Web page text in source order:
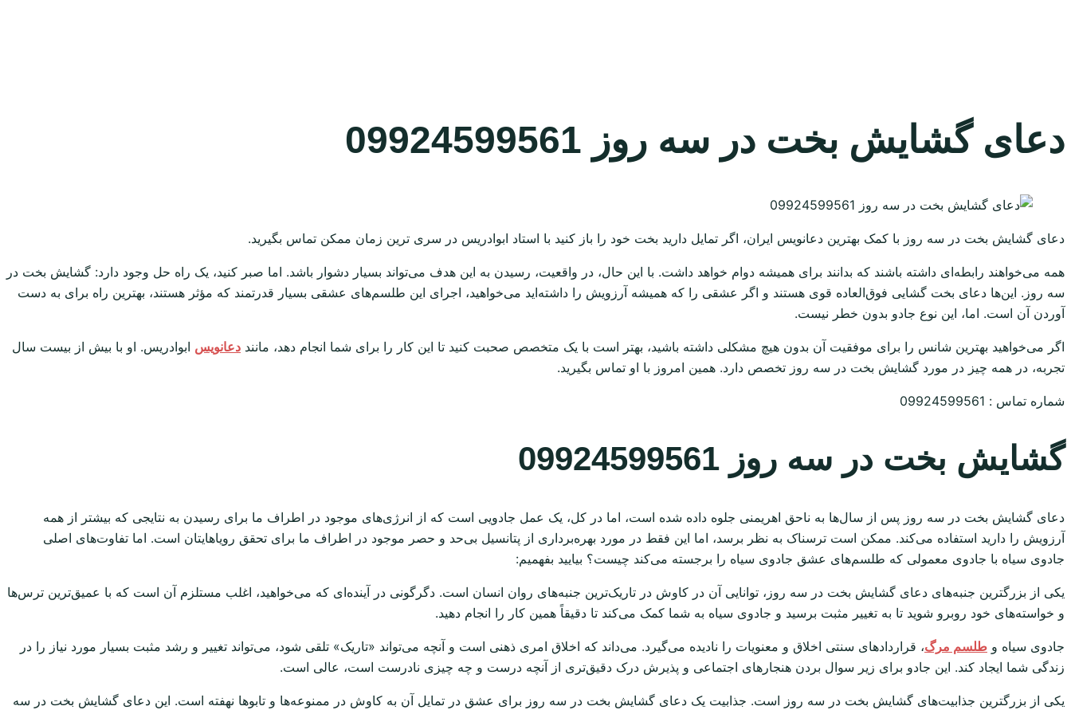
دعای گشایش بخت در سه روز 09924599561
دعای گشایش بخت در سه روز با کمک بهترین دعانویس ایران، اگر تمایل دارید بخت خود را باز کنید با استاد ابوادریس در سری ترین زمان ممکن تماس بگیرید.
همه می‌خواهند رابطه‌ای داشته باشند که بدانند برای همیشه دوام خواهد داشت. با این حال، در واقعیت، رسیدن به این هدف می‌تواند بسیار دشوار باشد. اما صبر کنید، یک راه حل وجود دارد: گشایش بخت در
سه روز. این‌ها دعای بخت گشایی فوق‌العاده قوی هستند و اگر عشقی را که همیشه آرزویش را داشته‌اید می‌خواهید، اجرای این طلسم‌های عشقی بسیار قدرتمند که مؤثر هستند، بهترین راه برای به دست
آوردن آن است. اما، این نوع جادو بدون خطر نیست.
اگر می‌خواهید بهترین شانس را برای موفقیت آن بدون هیچ مشکلی داشته باشید، بهتر است با یک متخصص صحبت کنید تا این کار را برای شما انجام دهد، مانند دعانویس ابوادریس. او با بیش از بیست سال
تجربه، در همه چیز در مورد گشایش بخت در سه روز تخصص دارد. همین امروز با او تماس بگیرید.
شماره تماس : 09924599561
گشایش بخت در سه روز 09924599561
دعای گشایش بخت در سه روز پس از سال‌ها به ناحق اهریمنی جلوه داده شده است، اما در کل، یک عمل جادویی است که از انرژی‌های موجود در اطراف ما برای رسیدن به نتایجی که بیشتر از همه
آرزویش را دارید استفاده می‌کند. ممکن است ترسناک به نظر برسد، اما این فقط در مورد بهره‌برداری از پتانسیل بی‌حد و حصر موجود در اطراف ما برای تحقق رویاهایتان است. اما تفاوت‌های اصلی
جادوی سیاه با جادوی معمولی که طلسم‌های عشق جادوی سیاه را برجسته می‌کند چیست؟ بیایید بفهمیم:
یکی از بزرگترین جنبه‌های دعای گشایش بخت در سه روز، توانایی آن در کاوش در تاریک‌ترین جنبه‌های روان انسان است. دگرگونی در آینده‌ای که می‌خواهید، اغلب مستلزم آن است که با عمیق‌ترین ترس‌ها
و خواسته‌های خود روبرو شوید تا به تغییر مثبت برسید و جادوی سیاه به شما کمک می‌کند تا دقیقاً همین کار را انجام دهید.
جادوی سیاه و طلسم مرگ، قراردادهای سنتی اخلاق و معنویات را نادیده می‌گیرد. می‌داند که اخلاق امری ذهنی است و آنچه می‌تواند «تاریک» تلقی شود، می‌تواند تغییر و رشد مثبت بسیار مورد نیاز را در
زندگی شما ایجاد کند. این جادو برای زیر سوال بردن هنجارهای اجتماعی و پذیرش درک دقیق‌تری از آنچه درست و چه چیزی نادرست است، عالی است.
یکی از بزرگترین جذابیت‌های گشایش بخت در سه روز است. جذابیت یک دعای گشایش بخت در سه روز برای عشق در تمایل آن به کاوش در ممنوعه‌ها و تابوها نهفته است. این دعای گشایش بخت در سه